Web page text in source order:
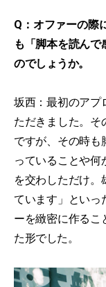
Q：オファーの際
も「脚本を読ん
のでしょうか。
坂西：最初のアプ
ただきました。そ
ですが、その時も
っていることや何
を交わしただけ。
ています」といっ
ーを緻密に作るこ
た形でした。